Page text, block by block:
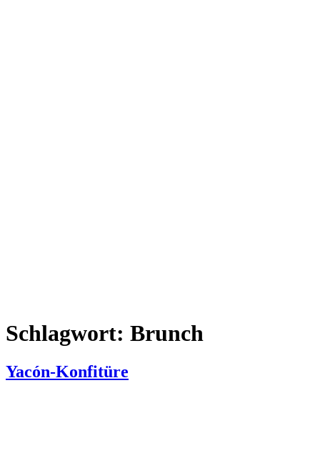
Schlagwort: Brunch
Yacón-Konfitüre